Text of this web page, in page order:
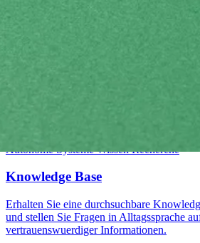
Autonome Systeme Wissen Recherche
Knowledge Base
Erhalten Sie eine durchsuchbare
und stellen Sie Fragen in Alltagssprache
vertrauenswuerdiger Informationen.